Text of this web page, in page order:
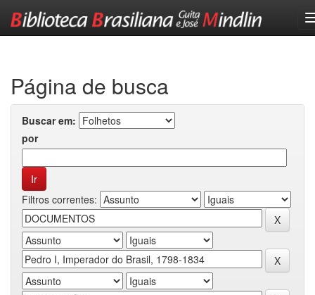
Página de busca
Buscar em:
por
Filtros correntes: